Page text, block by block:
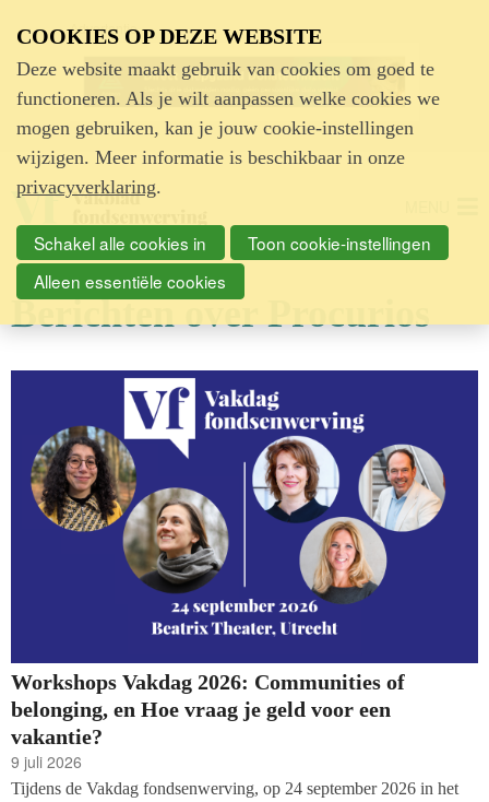
Advertentie
Berichten over Procurios
Workshops Vakdag 2026: Communities of
belonging, en Hoe vraag je geld voor een
vakantie?
9 juli 2026
Tijdens de Vakdag fondsenwerving, op 24 september 2026 in het
COOKIES OP DEZE WEBSITE
Deze website maakt gebruik van cookies om goed te
functioneren. Als je wilt aanpassen welke cookies we
mogen gebruiken, kan je jouw cookie-instellingen
wijzigen. Meer informatie is beschikbaar in onze
privacyverklaring.
Schakel alle cookies in
Toon cookie-instellingen
Alleen essentiële cookies